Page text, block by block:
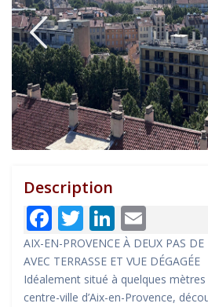
Description
Facebook
TwitterLinkedIn
AIX-EN-PROVENCE À DEUX PAS
AVEC TERRASSE ET VUE DÉGAGÉE
Idéalement situé à quelques
centre-ville d’Aix-en-Provence,